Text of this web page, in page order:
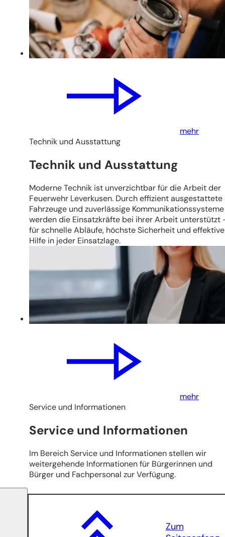
mehr
Technik und Ausstattung
Technik und Ausstattung
Moderne Technik ist unverzichtbar für die Arbeit der
Feuerwehr Leverkusen. Durch effizient ausgestattete
Fahrzeuge und zuverlässige Kommunikationssysteme
werden die Einsatzkräfte bei ihrer Arbeit unterstützt
für schnelle Abläufe, höchste Sicherheit und effektive
Hilfe in jeder Einsatzlage.
mehr
Service und Informationen
Service und Informationen
Im Bereich Service und Informationen stellen wir
weitergehende Informationen für Bürgerinnen und
Bürger und Fachpersonal zur Verfügung.
Zum